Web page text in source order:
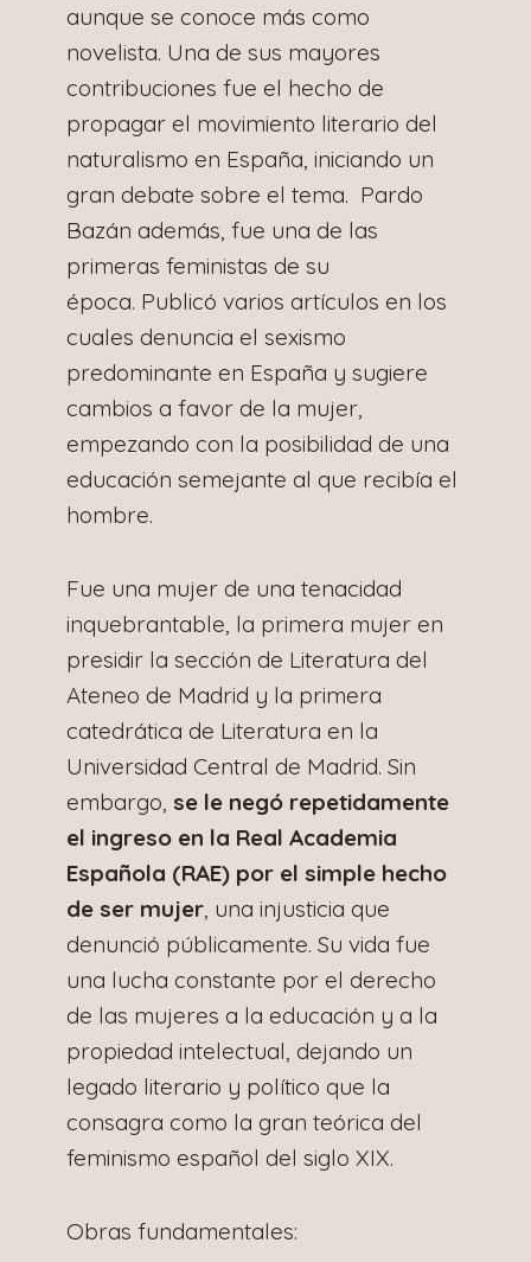
aunque se conoce más como
novelista. Una de sus mayores
contribuciones fue el hecho de
propagar el movimiento literario del
naturalismo en España, iniciando un
gran debate sobre el tema. Pardo
Bazán además, fue una de las
primeras feministas de su
época. Publicó varios artículos en los
cuales denuncia el sexismo
predominante en España y sugiere
cambios a favor de la mujer,
empezando con la posibilidad de una
educación semejante al que recibía el
hombre.
Fue una mujer de una tenacidad
inquebrantable, la primera mujer en
presidir la sección de Literatura del
Ateneo de Madrid y la primera
catedrática de Literatura en la
Universidad Central de Madrid. Sin
embargo, se le negó repetidamente
el ingreso en la Real Academia
Española (RAE) por el simple hecho
de ser mujer , una injusticia que
denunció públicamente. Su vida fue
una lucha constante por el derecho
de las mujeres a la educación y a la
propiedad intelectual, dejando un
legado literario y político que la
consagra como la gran teórica del
feminismo español del siglo XIX.
Obras fundamentales: